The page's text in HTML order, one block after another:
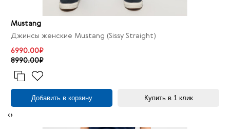
Mustang
Джинсы женские Mustang (Sissy Straight)
6990.00₽
8990.00₽
Добавить в корзину Купить в 1 клик
‹›